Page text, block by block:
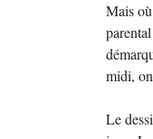
Mais
midi,
Le